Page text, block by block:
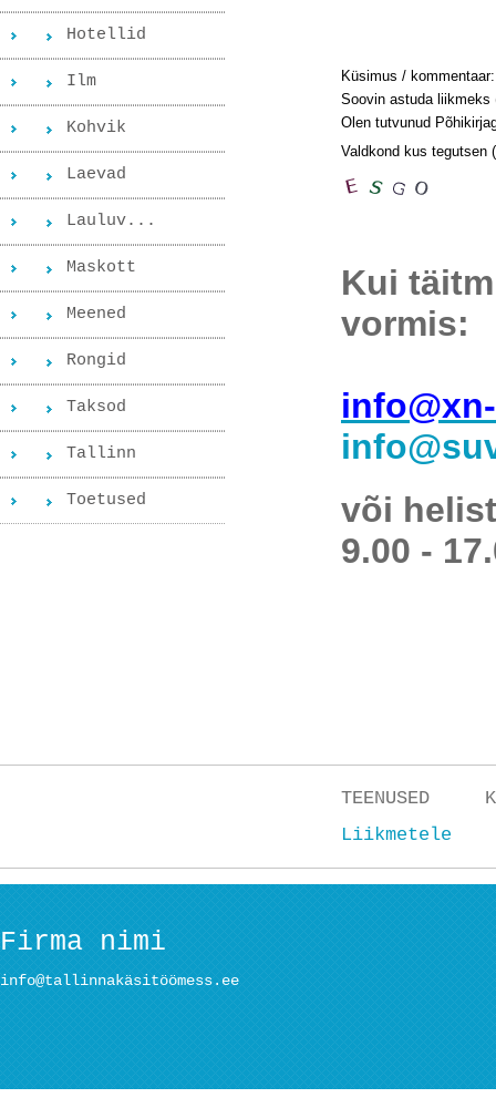
Hotellid
Ilm
Kohvik
Laevad
Lauluv...
Maskott
Meened
Rongid
Taksod
Tallinn
Toetused
Küsimus / kommentaar:
Soovin astuda liikmeks
Olen tutvunud
Valdkond kus tegutsen
Kui
vormis:
või
9.00 -
TEENUSED
Liikmetele
Firma nimi
info@tallinnakäsitöömess.ee